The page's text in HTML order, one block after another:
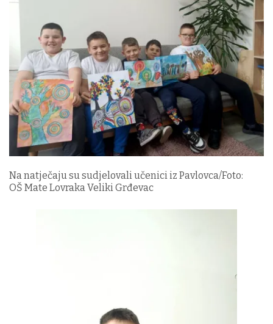
Na natječaju su sudjelovali učenici iz Pavlovca/Foto:
OŠ Mate Lovraka Veliki Grđevac